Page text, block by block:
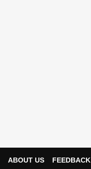
ABOUT US FEEDBACK